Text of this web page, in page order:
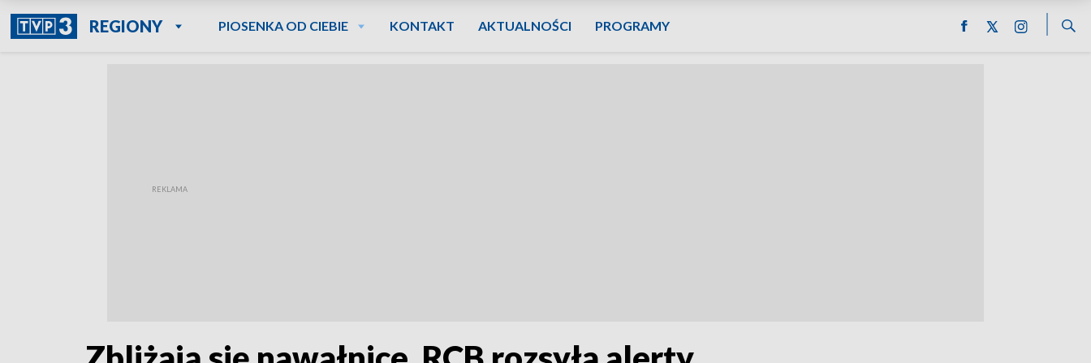
REGIONY PIOSENKA OD CIEBIE KONTAKT AKTUALNOŚCI PROGRAMY